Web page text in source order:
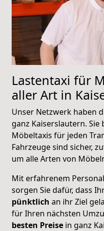
Lastentaxi für
aller Art in
Unser Netzwerk haben
ganz Kaiserslautern. Sie
Möbeltaxis für jeden
Fahrzeuge sind sicher,
um alle Arten von
Mit erfahrenem
sorgen Sie dafür, dass
pünktlich an ihr Ziel
für Ihren nächsten
besten Preise in ganz